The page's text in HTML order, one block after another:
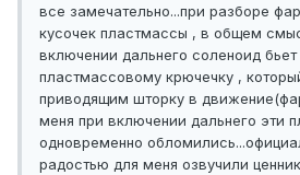
все замечательно...при разборе
кусочек пластмассы , в общем
включении дальнего соленоид
пластмассовому крючечку ,
приводящим шторку в
меня при включении дальнего эти
одновременно
радостью для меня озвучили